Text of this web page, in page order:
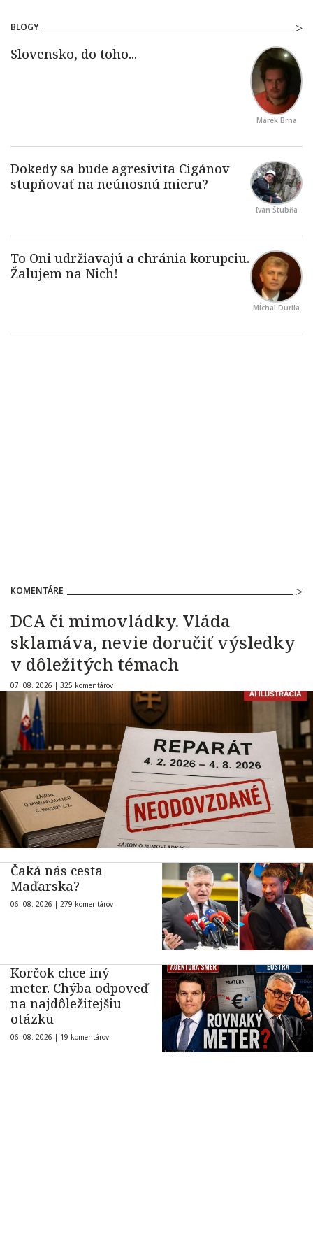
BLOGY
Marek Brna
Ivan Štubňa
Michal Durila
KOMENTÁRE
DCA či mimovládky. Vláda
sklamáva, nevie doručiť výsledky
v dôležitých témach
07. 08. 2026 | 325 komentárov
Čaká nás cesta
Maďarska?
06. 08. 2026 | 279 komentárov
Korčok chce iný
meter. Chýba odpoveď
na najdôležitejšiu
otázku
06. 08. 2026 | 19 komentárov